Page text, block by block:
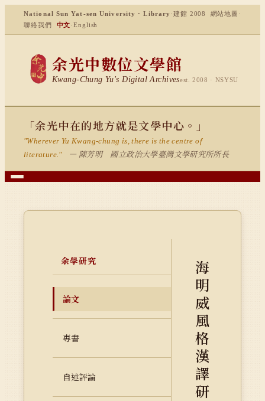
National Sun Yat-sen University · Library ·建館 2008 網站地圖 ·
聯絡我們
中文·English
余光中數位文學館
Kwang-Chung Yu's Digital Archivesest. 2008 · NSYSU
「余光中在的地方就是文學中心。」
"Wherever Yu Kwang-chung is, there is the centre of
literature."
— 陳芳明 國立政治大學臺灣文學研究所所長
余學研究
論文
專書
自述評論
海
明
威
風
格
漢
譯
研